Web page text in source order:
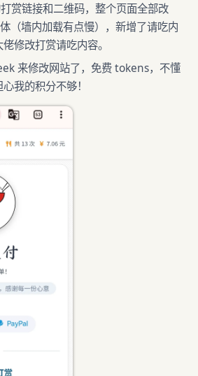
赏链接和二维码，整个页面全部改
（墙内加载有点慢），新增了请吃内
修改打赏请吃内容。
来修改网站了，免费 tokens，不懂
我的积分不够！